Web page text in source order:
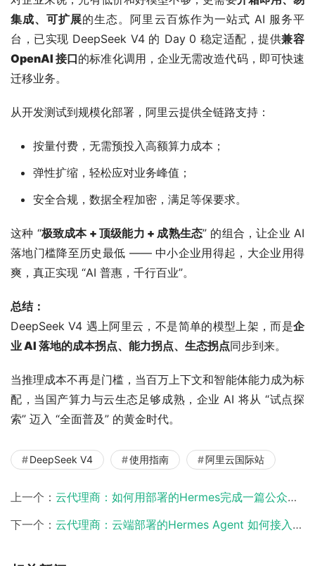
集成、可扩展的生态。阿里云百炼作为一站式 AI 服务平
台，已实现 DeepSeek V4 的 Day 0 稳定适配，提供兼容
OpenAI 接口的标准化调用，企业无需改造代码，即可快速
迁移业务。
从开发测试到规模化部署，阿里云提供全链路支持：
按量付费，无需预投入高额算力成本；
弹性扩缩，轻松应对业务峰值；
安全合规，数据全程加密，满足等保要求。
这种 “极致成本 + 顶级能力 + 成熟生态” 的组合，让企业 AI
落地门槛降至历史最低 —— 中小企业用得起，大企业用得
爽，真正实现 “AI 普惠，千行百业”。
总结：
DeepSeek V4 遇上阿里云，不是简单的模型上架，而是企
业 AI 落地的成本拐点、能力拐点、生态拐点同步到来。
当推理成本不再是门槛，当百万上下文和智能体能力成为标
配，当国产算力与云生态足够成熟，企业 AI 将从 “试点探
索” 迈入 “全面普及” 的黄金时代。
DeepSeek V4 使用指南 阿里云国际站
上一个： 云代理商：如何用部署的Hermes完成一篇公众号文章的撰写？
下一个： 云代理商：云端部署的Hermes Agent 如何接入钉钉？